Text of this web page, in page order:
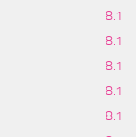
8.1
8.1
8.1
8.1
8.1